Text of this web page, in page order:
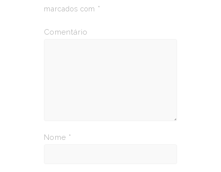
marcados com *
Comentário
Nome *